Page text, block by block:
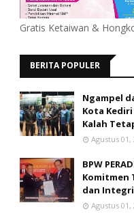
Gratis Ketaiwan &
BERITA POPULER
Ngampel
Kota
Kalah
Agustus 01,
BPW
Komitmen
dan
Agustus 01,